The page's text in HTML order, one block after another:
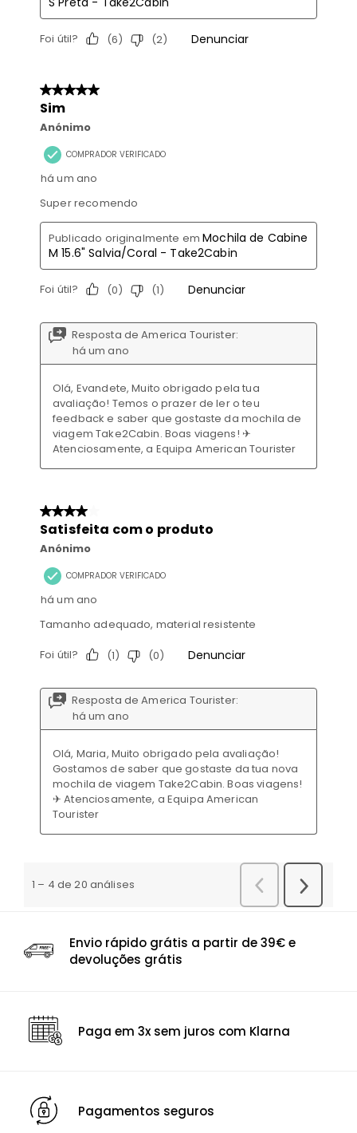
Envio rápido grátis a partir de 39€ e
devoluções grátis
Paga em 3x sem juros com Klarna
Pagamentos seguros